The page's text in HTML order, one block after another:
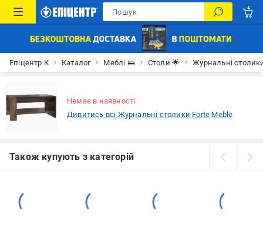
Епіцентр К Каталог Меблі 🛌 Столи 🌟 Журнальні
Немає в наявності
Дивитись всі Журнальні столики Forte Meble
Також купують з категорій